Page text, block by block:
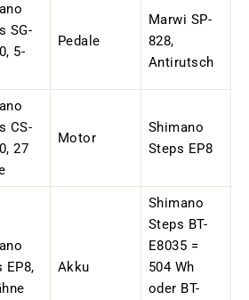
SG-
5-
Pedale
Marwi SP-
828,
Antirutsch
CS-
27
Motor
Shimano
Steps EP8
EP8,
Akku
Shimano
Steps BT-
E8035 =
504 Wh
oder BT-